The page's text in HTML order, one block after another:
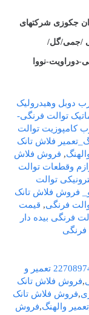
جکوزی شرکتهای
/جمی/گل/
دوراویت-نووا
دوبل وهیدرولیک
توالت فرنگی-
کامپوزیت توالت
فلاش تانک
, فروش فلاش
وقطعات توالت
توالت
فروش فلاش تانک
فرنگی, قیمت
فرنگی بیده دار
خدمات فنی مهندسی مرادی22708974 تعمیر و
,فروش فلاش تانک
,فروش فلاش تانک
والهنگ,فروش